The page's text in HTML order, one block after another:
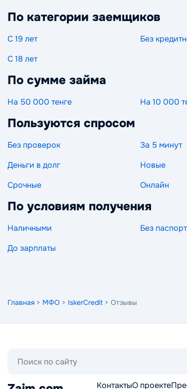
По категории заемщиков
С 19 лет Без
С 18 лет
По сумме займа
На 50 000 тенге На 10 000
Пользуются спросом
Без проверок За 5 минут
Деньги в долг
Новые
Срочные
Онлайн
По условиям получения
Наличными Без
До зарплаты
Главная > МФО > IskerCredit > Отзывы
КонтактыО проекте